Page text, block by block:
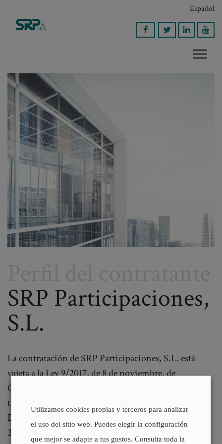
SRP Participaciones,
S.L.
La contratación de SRP Participaciones, S.L. está
sujeta a la Ley 9/2017, de 8 de noviembre, de
Contratos del Sector Público, por la que se
transponen al ordenamiento jurídico español las
Directivas del Parlamento Europeo y del Consejo
2014/23/UE y 2014/24/UE, de 26 de febrero de 2014.
Español
Utilizamos cookies propias y terceros para analizar
el uso del sitio web. Puedes elegir la configuración
que mejor se adapte a tus gustos. Consulta toda la